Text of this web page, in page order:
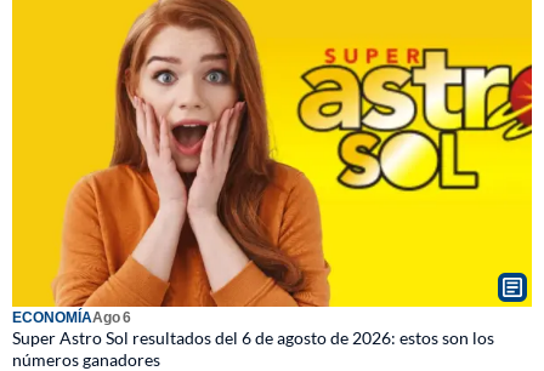
ECONOMÍAAgo 6
Super Astro Sol resultados del 6 de agosto de 2026: estos son los
números ganadores